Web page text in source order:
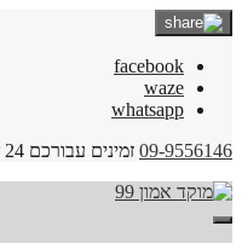
facebook
waze
whatsapp
09-9556146 זמינים עבורכם 24 שעות